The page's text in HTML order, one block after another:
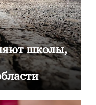
школы,